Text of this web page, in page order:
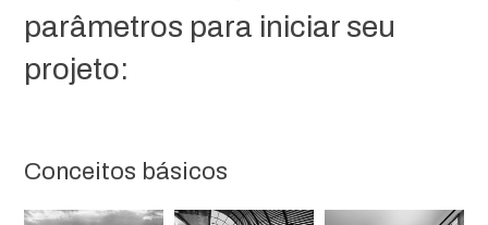
parâmetros para iniciar seu
projeto:
Conceitos básicos